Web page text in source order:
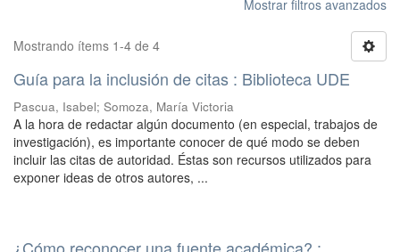
Mostrar filtros avanzados
Mostrando ítems 1-4 de 4
Guía para la inclusión de citas : Biblioteca UDE
Pascua, Isabel; Somoza, María Victoria
A la hora de redactar algún documento (en especial, trabajos de
investigación), es importante conocer de qué modo se deben
incluir las citas de autoridad​. Éstas son recursos utilizados para ​
exponer ideas de otros autores​, ...